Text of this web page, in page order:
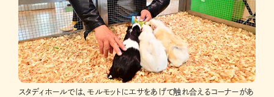
スタディホールでは、モルモットにエサをあげて触れ合えるコーナーがあ